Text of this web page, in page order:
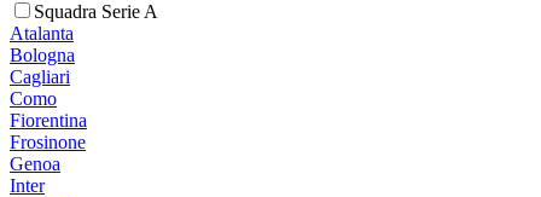
Squadra Serie A
Atalanta
Bologna
Cagliari
Como
Fiorentina
Frosinone
Genoa
Inter